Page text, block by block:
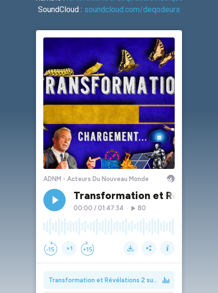
SoundCloud : soundcloud.com/deqodeurs